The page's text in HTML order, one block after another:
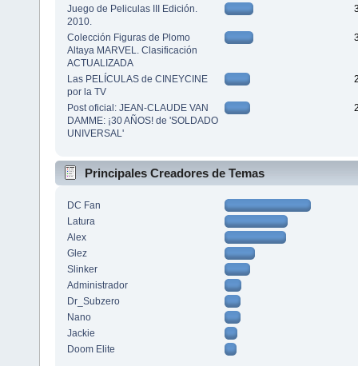
Juego de Peliculas III Edición.
2010.
Colección Figuras de Plomo
Altaya MARVEL. Clasificación
ACTUALIZADA
Las PELÍCULAS de CINEYCINE
por la TV
Post oficial: JEAN-CLAUDE VAN
DAMME: ¡30 AÑOS! de 'SOLDADO
UNIVERSAL'
Principales Creadores de Temas
DC Fan
Latura
Alex
Glez
Slinker
Administrador
Dr_Subzero
Nano
Jackie
Doom Elite